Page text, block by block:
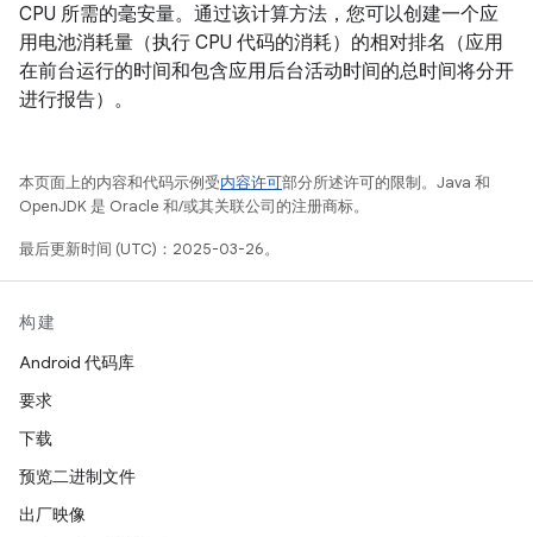
CPU 所需的毫安量。通过该计算方法，您可以创建一个应
用电池消耗量（执行 CPU 代码的消耗）的相对排名（应用
在前台运行的时间和包含应用后台活动时间的总时间将分开
进行报告）。
本页面上的内容和代码示例受内容许可部分所述许可的限制。Java 和
OpenJDK 是 Oracle 和/或其关联公司的注册商标。
最后更新时间 (UTC)：2025-03-26。
构建
Android 代码库
要求
下载
预览二进制文件
出厂映像